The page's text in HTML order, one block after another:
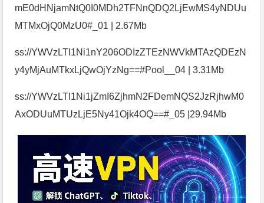
mE0dHNjamNtQ0I0MDh2TFNnQDQ2LjEwMS4yNDUu
MTMxOjQ0MzU0#_01 | 2.67Mb
ss://YWVzLTI1Ni1nY206ODIzZTEzNWVkMTAzQDEzN
y4yMjAuMTkxLjQwOjYzNg==#Pool__04 | 3.31Mb
ss://YWVzLTI1Ni1jZmI6ZjhmN2FDemNQS2JzRjhwM0
AxODUuMTUzLjE5Ny41Ojk4OQ==#_05 |29.94Mb